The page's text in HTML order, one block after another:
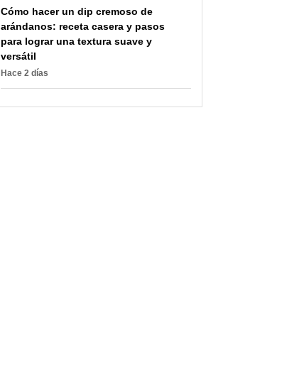
Cómo hacer un dip cremoso de
arándanos: receta casera y pasos
para lograr una textura suave y
versátil
Hace 2 días